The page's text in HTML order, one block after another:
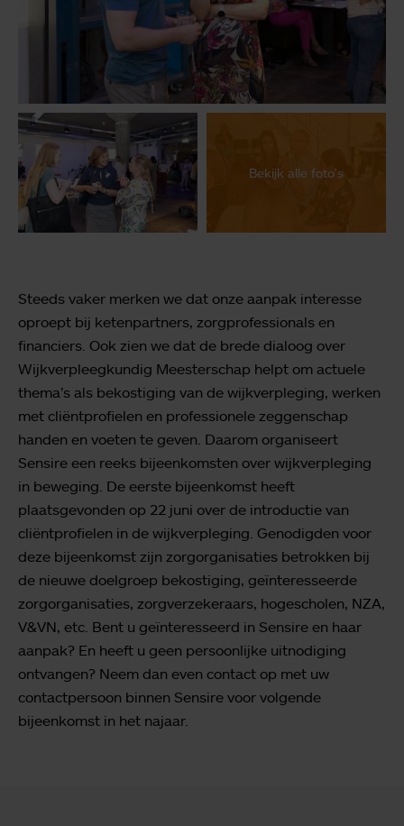
Bekijk alle foto's
Steeds vaker merken we dat onze aanpak interesse
oproept bij ketenpartners, zorgprofessionals en
financiers. Ook zien we dat de brede dialoog over
Wijkverpleegkundig Meesterschap helpt om actuele
thema’s als bekostiging van de wijkverpleging, werken
met cliëntprofielen en professionele zeggenschap
handen en voeten te geven. Daarom organiseert
Sensire een reeks bijeenkomsten over wijkverpleging
in beweging. De eerste bijeenkomst heeft
plaatsgevonden op 22 juni over de introductie van
cliëntprofielen in de wijkverpleging. Genodigden voor
deze bijeenkomst zijn zorgorganisaties betrokken bij
de nieuwe doelgroep bekostiging, geïnteresseerde
zorgorganisaties, zorgverzekeraars, hogescholen, NZA,
V&VN, etc. Bent u geïnteresseerd in Sensire en haar
aanpak? En heeft u geen persoonlijke uitnodiging
ontvangen? Neem dan even contact op met uw
contactpersoon binnen Sensire voor volgende
bijeenkomst in het najaar.